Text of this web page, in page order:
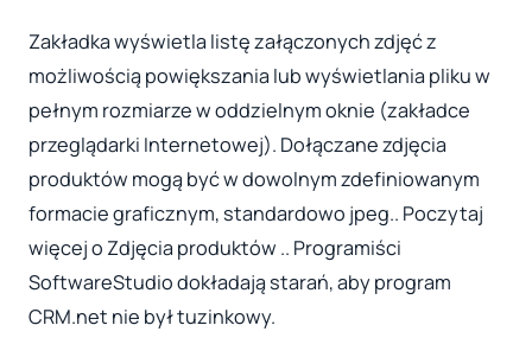
Zakładka wyświetla listę załączonych zdjęć z
możliwością powiększania lub wyświetlania pliku w
pełnym rozmiarze w oddzielnym oknie (zakładce
przeglądarki Internetowej). Dołączane zdjęcia
produktów mogą być w dowolnym zdefiniowanym
formacie graficznym, standardowo jpeg.. Poczytaj
więcej o Zdjęcia produktów .. Programiści
SoftwareStudio dokładają starań, aby program
CRM.net nie był tuzinkowy.